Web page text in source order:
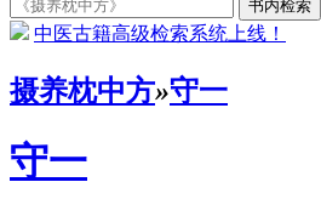
中医古籍高级检索系统上线！
摄养枕中方»守一
守一